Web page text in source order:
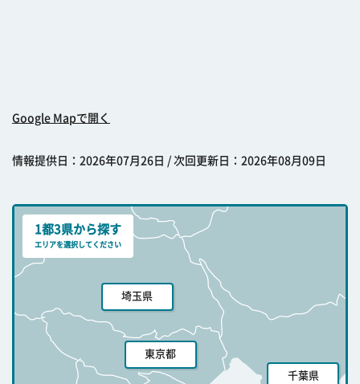
Google Mapで開く
情報提供日：2026年07月26日 / 次回更新日：2026年08月09日
1都3県から探す
エリアを選択してください
埼玉県
東京都
千葉県